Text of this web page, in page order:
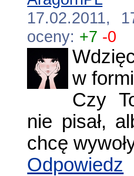
17.02.2011,
oceny: +7 -0
w
Czy
nie pisał,
chcę
Odpowiedz